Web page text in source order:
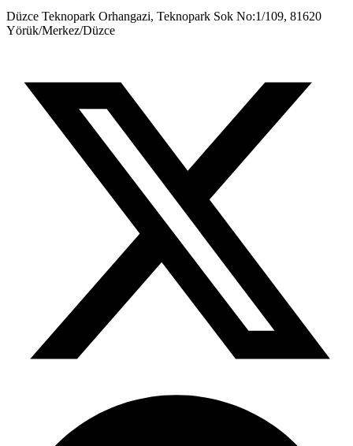
Düzce Teknopark Orhangazi, Teknopark Sok No:1/109, 81620
Yörük/Merkez/Düzce